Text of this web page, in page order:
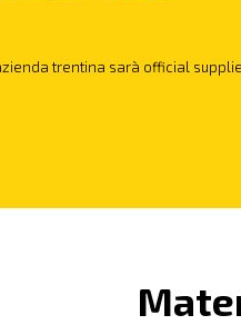
trentina sarà official